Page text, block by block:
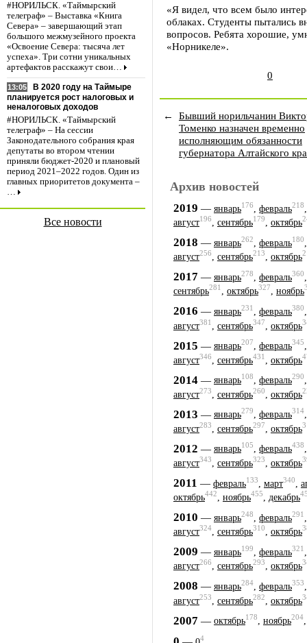
#НОРИЛЬСК. «Таймырский
телеграф» – Выставка «Книга
Севера» – завершающий этап
большого межмузейного проекта
«Освоение Севера: тысяча лет
успеха». Три сотни уникальных
артефактов расскажут свои…
13:05
В 2020 году на Таймыре
планируется рост налоговых и
неналоговых доходов
#НОРИЛЬСК. «Таймырский
телеграф» – На сессии
Законодательного собрания края
депутаты во втором чтении
приняли бюджет-2020 и плановый
период 2021–2022 годов. Один из
главных приоритетов документа –
…
Все новости
«Я видел, что всем было
облаках. Студенты пытались
вопросов. Ребята хорошие,
«Норникеле».
0
←
Бывший норильчанин
Томенко назначен временно
исполняющим обязанности
губернатора Алтайского
Архив новостей
2019 — январь176 февраль218
август196, сентябрь179, октябрь
2018 — январь262 февраль180
август256, сентябрь213, октябрь
2017 — январь278 февраль360
сентябрь281, октябрь327, ноябрь
2016 — январь231 февраль380
август381 сентябрь347 октябрь
2015 — январь207, февраль345
август346 сентябрь431 октябрь
2014 — январь108, февраль290
август273 сентябрь260 октябрь
2013 — январь279, февраль314
август283 сентябрь297 октябрь
2012 — январь105, февраль438
август343, сентябрь323, октябрь
2011 — февраль133 март340
октябрь442, ноябрь455, декабрь
2010 — январь248 февраль291
август324, сентябрь310, октябрь
2009 — январь199 февраль321
август266, сентябрь293, октябрь
2008 — январь284 февраль353
август253 сентябрь282 октябрь
2007 — октябрь178, ноябрь204
4